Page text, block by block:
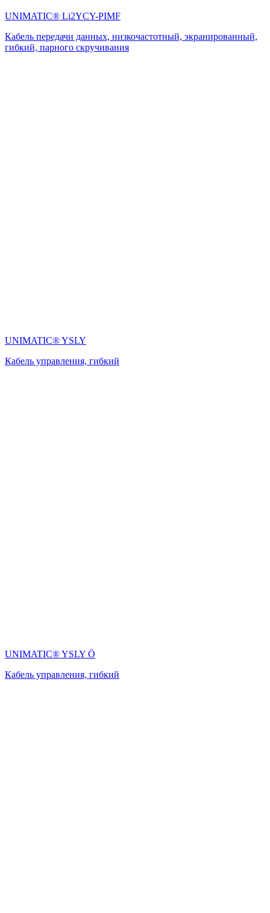
UNIMATIC® Li2YCY-PIMF
Кабель передачи данных, низкочастотный, экранированный,
гибкий, парного скручивания
UNIMATIC® YSLY
Кабель управления, гибкий
UNIMATIC® YSLY Ö
Кабель управления, гибкий